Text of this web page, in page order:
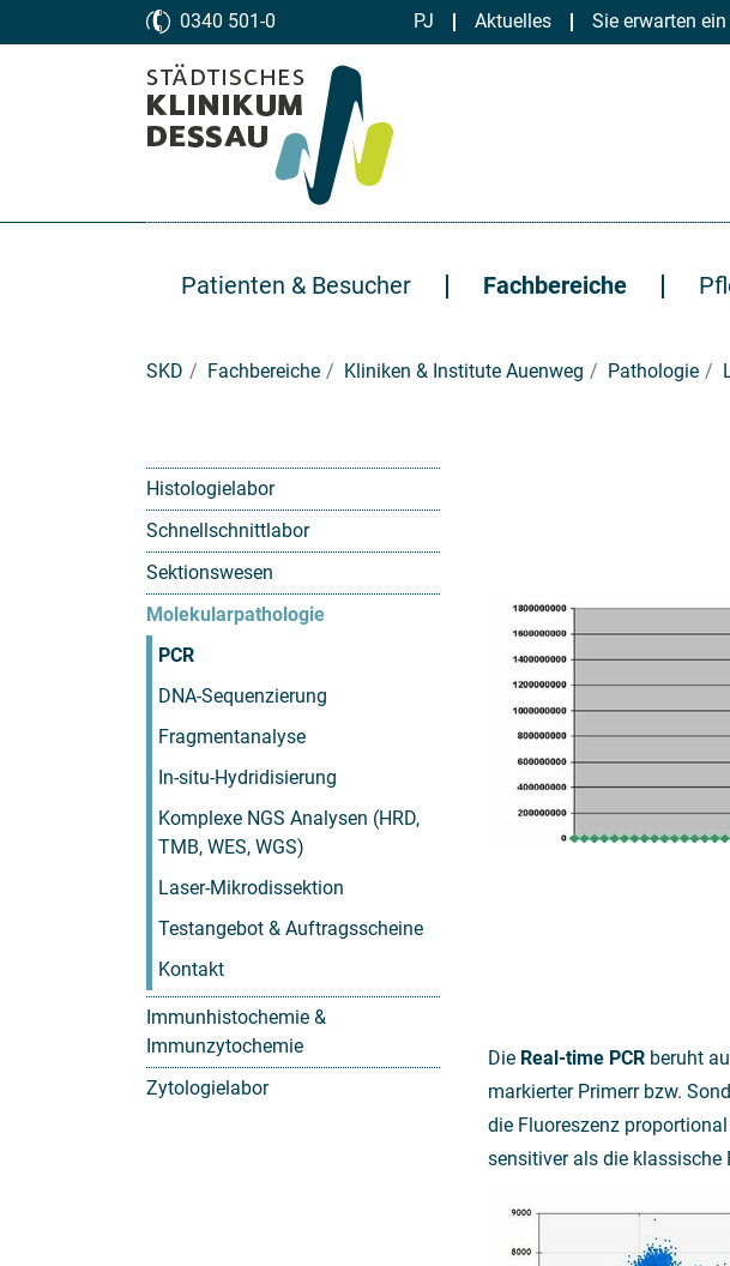
Zum Hauptinhalt springen0340 501-0 PJ Aktuelles Sie erwarten
Patienten & Besucher Fachbereiche
Sie sind hier:
SKD Fachbereiche Kliniken & Institute Auenweg Pathologie
Histologielabor
Schnellschnittlabor
Sektionswesen
Molekularpathologie
PCR
DNA-Sequenzierung
Fragmentanalyse
In-situ-Hydridisierung
Komplexe NGS Analysen (HRD,
TMB, WES, WGS)
Laser-Mikrodissektion
Testangebot & Auftragsscheine
Kontakt
Immunhistochemie &
Immunzytochemie
Zytologielabor
Die Real-time PCR beruht
markierter Primerr bzw.
die Fluoreszenz
sensitiver als die klassische